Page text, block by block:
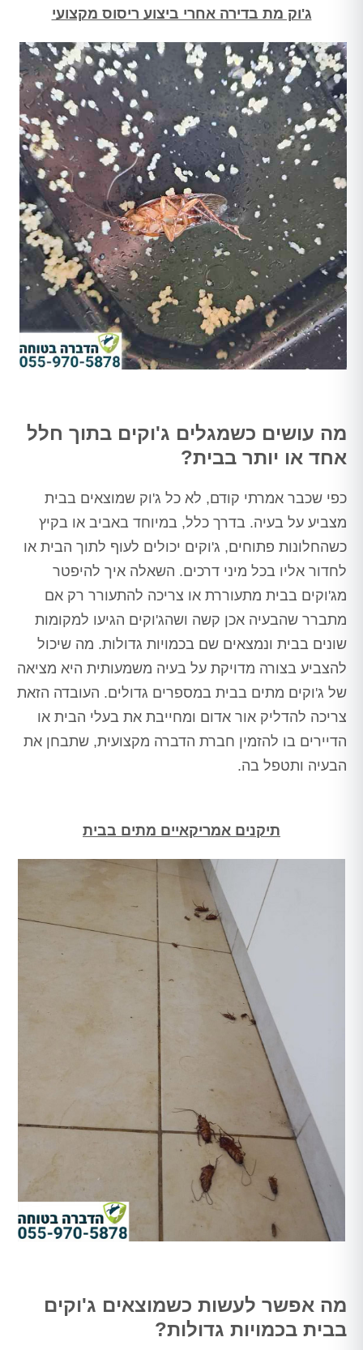
ג'וק מת בדירה אחרי ביצוע ריסוס מקצועי
מה עושים כשמגלים ג'וקים בתוך חלל
אחד או יותר בבית?
כפי שכבר אמרתי קודם, לא כל ג'וק שמוצאים בבית
מצביע על בעיה. בדרך כלל, במיוחד באביב או בקיץ
כשהחלונות פתוחים, ג'וקים יכולים לעוף לתוך הבית או
לחדור אליו בכל מיני דרכים. השאלה איך להיפטר
מג'וקים בבית מתעוררת או צריכה להתעורר רק אם
מתברר שהבעיה אכן קשה ושהג'וקים הגיעו למקומות
שונים בבית ונמצאים שם בכמויות גדולות. מה שיכול
להצביע בצורה מדויקת על בעיה משמעותית היא מציאה
של ג'וקים מתים בבית במספרים גדולים. העובדה הזאת
צריכה להדליק אור אדום ומחייבת את בעלי הבית או
הדיירים בו להזמין חברת הדברה מקצועית, שתבחן את
הבעיה ותטפל בה.
תיקנים אמריקאיים מתים בבית
מה אפשר לעשות כשמוצאים ג'וקים
בבית בכמויות גדולות?